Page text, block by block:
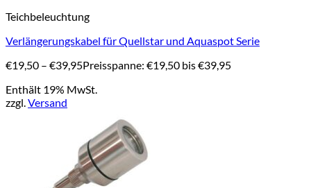
Teichbeleuchtung
Verlängerungskabel für Quellstar und Aquaspot Serie
€19,50 – €39,95Preisspanne: €19,50 bis €39,95
Enthält 19% MwSt.
zzgl.Versand